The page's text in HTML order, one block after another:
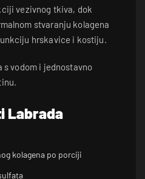
vezivnog tkiva, dok
stvaranju kolagena
hrskavice i kostiju.
vodom i jednostavno
Labrada
kolagena po porciji